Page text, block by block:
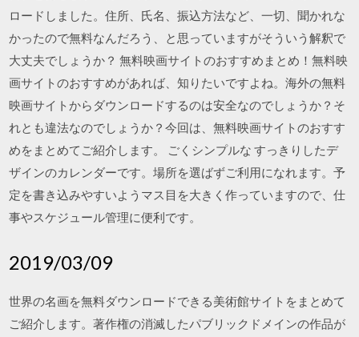
ロードしました。住所、氏名、振込方法など、一切、聞かれな
かったので無料なんだろう、と思っていますがそういう解釈で
大丈夫でしょうか？ 無料映画サイトのおすすめまとめ！無料映
画サイトのおすすめがあれば、知りたいですよね。海外の無料
映画サイトからダウンロードするのは安全なのでしょうか？そ
れとも違法なのでしょうか？今回は、無料映画サイトのおすす
めをまとめてご紹介します。 ごくシンプルな すっきりしたデ
ザインのカレンダーです。場所を選ばずご利用になれます。予
定を書き込みやすいようマス目を大きく作っていますので、仕
事やスケジュール管理に便利です。
2019/03/09
世界の名画を無料ダウンロードできる美術館サイトをまとめて
ご紹介します。著作権の消滅したパブリックドメインの作品が